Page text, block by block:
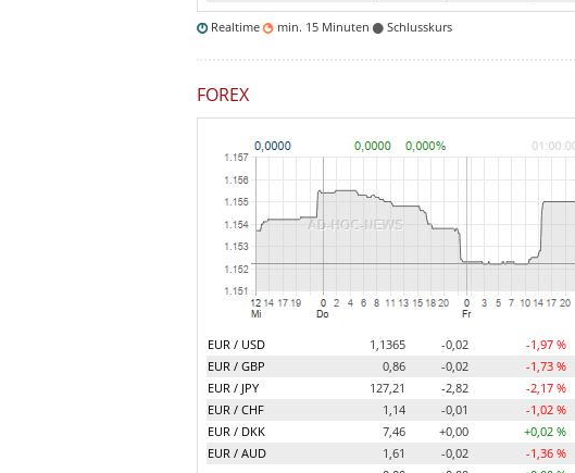
Realtime min. 15 Minuten Schlusskurs
FOREX
EUR / USD 1,1365 -0,02
-1,97 %
EUR / GBP
0,86 -0,02
-1,73 %
EUR / JPY
127,21 -2,82
-2,17 %
EUR / CHF
1,14 -0,01
-1,02 %
EUR / DKK
7,46 +0,00
+0,02 %
EUR / AUD
1,61 -0,02
-1,36 %